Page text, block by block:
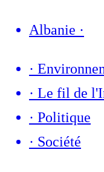
Albanie ·
·
· Le fil de
· Politique
· Société